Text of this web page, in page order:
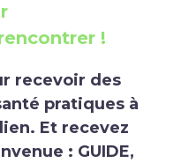
!
recevoir des
pratiques à
Et recevez
: GUIDE,